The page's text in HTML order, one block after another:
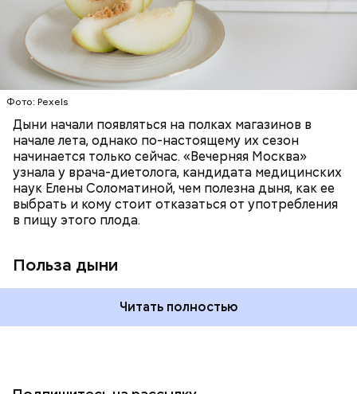
Фото: Pexels
Дыни начали появляться на полках магазинов в
начале лета, однако по-настоящему их сезон
начинается только сейчас. «Вечерняя Москва»
узнала у врача-диетолога, кандидата медицинских
наук Елены Соломатиной, чем полезна дыня, как ее
выбрать и кому стоит отказаться от употребления
в пищу этого плода.
Польза дыни
слизистые оболочки органов. А еще именно
бета-каротин обеспечивает дыне желтый
лютеин и зеаксантин — эти каротиноиды
отлично поддерживают наше зрение;
калий — оказывает мочегонное действие,
поддерживает сердечно-сосудистую
систему и предотвращает скачки давления;
магний — помогает калию и не дает сосудам
спазмироваться.
Читать полностью
ЗДОРОВЬЕ
ПРАВИЛЬНОЕ ПИТАНИЕ
ОВОЩИ
ЛЕТО ФРУКТЫ